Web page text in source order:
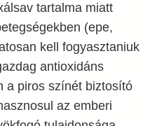
tartalma miatt
(epe,
kell fogyasztaniuk
antioxidáns
a piros színét biztosító
az emberi